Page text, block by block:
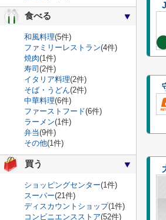
食べる
和風料理(5件)
ファミリーレストラン(4件)
焼肉(1件)
寿司 (2件)
イタリア料理(2件)
そば・うどん(2件)
中華料理(6件)
ファーストフード(6件)
ラーメン(1件)
弁当(9件)
その他(1件)
買う
ショッピングセンター(1件)
スーパー(21件)
ディスカウントショップ(1件)
コンビニエンスストア(52件)